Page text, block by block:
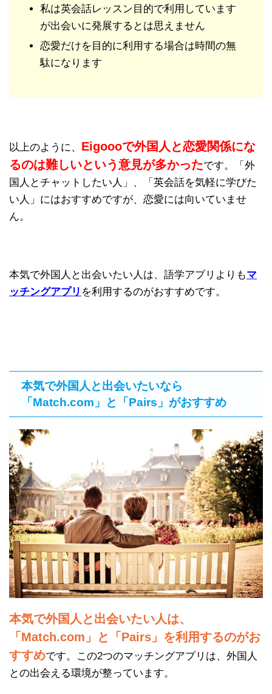
私は英会話レッスン目的で利用しています
が出会いに発展するとは思えません
恋愛だけを目的に利用する場合は時間の無
駄になります
以上のように、 Eigoooで外国人と恋愛関係にな
るのは難しいという意見が多かったです。「外
国人とチャットしたい人」、「英会話を気軽に学びた
い人」にはおすすめですが、恋愛には向いていませ
ん。
本気で外国人と出会いたい人は、語学アプリよりもマ
ッチングアプリ を利用するのがおすすめです。
本気で外国人と出会いたいなら
「Match.com」と「Pairs」がおすすめ
本気で外国人と出会いたい人は、
「Match.com」と「Pairs」を利用するのがお
すすめです。この2つのマッチングアプリは、外国人
との出会える環境が整っています。